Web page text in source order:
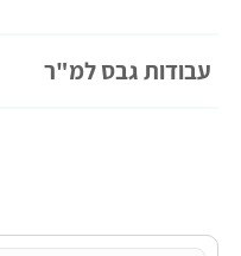
עבודות גבס למ"ר